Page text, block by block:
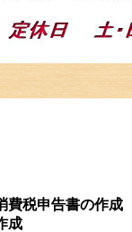
費税申告書の作成
成